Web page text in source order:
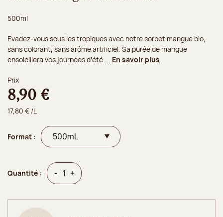
Poids net :
500ml
Evadez-vous sous les tropiques avec notre sorbet mangue bio,
sans colorant, sans arôme artificiel. Sa purée de mangue
ensoleillera vos journées d’été ... En savoir plus
Prix
8,90 €
17,80 € /L
Format :
Quantité : - Quantité
+Quantité